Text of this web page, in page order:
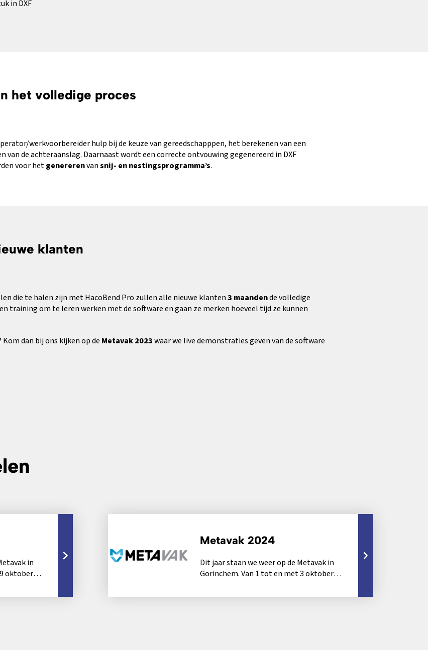
in DXF
het volledige proces
werkvoorbereider hulp bij de keuze van gereedschapppen, het berekenen van een
de achteraanslag. Daarnaast wordt een correcte ontvouwing gegenereerd in DXF
voor hetgenererenvansnij- en nestingsprogramma’s.
klanten
die te halen zijn met HacoBend Pro zullen alle nieuwe klanten3 maandende volledige
training om te leren werken met de software en gaan ze merken hoeveel tijd ze kunnen
dan bij ons kijken op de Metavak 2023waar we live demonstraties geven van de software
in
oktober
Metavak 2024
Dit jaar staan we weer op de Metavak in
Gorinchem. Van 1 tot en met 3 oktober